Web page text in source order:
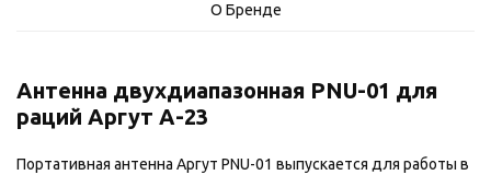
О Бренде
Антенна двухдиапазонная PNU-01 для
раций Аргут А-23
Портативная антенна Аргут PNU-01 выпускается для работы в